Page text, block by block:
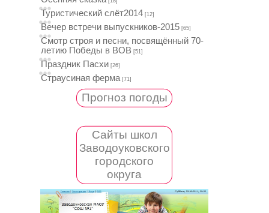
Туристический слёт2014 [12]
Вечер встречи выпускников-2015 [65]
Смотр строя и песни, посвящённый 70-
летию Победы в ВОВ [51]
Праздник Пасхи [26]
Страусиная ферма [71]
Прогноз погоды
Сайты школ
Заводоуковского
городского
округа